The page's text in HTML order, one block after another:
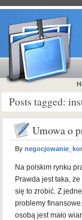
Posts tagged:
Umowa o
By
Na polskim rynku
Prawda jest taka,
się to zrobić. Z
problemy
osobą jest mało